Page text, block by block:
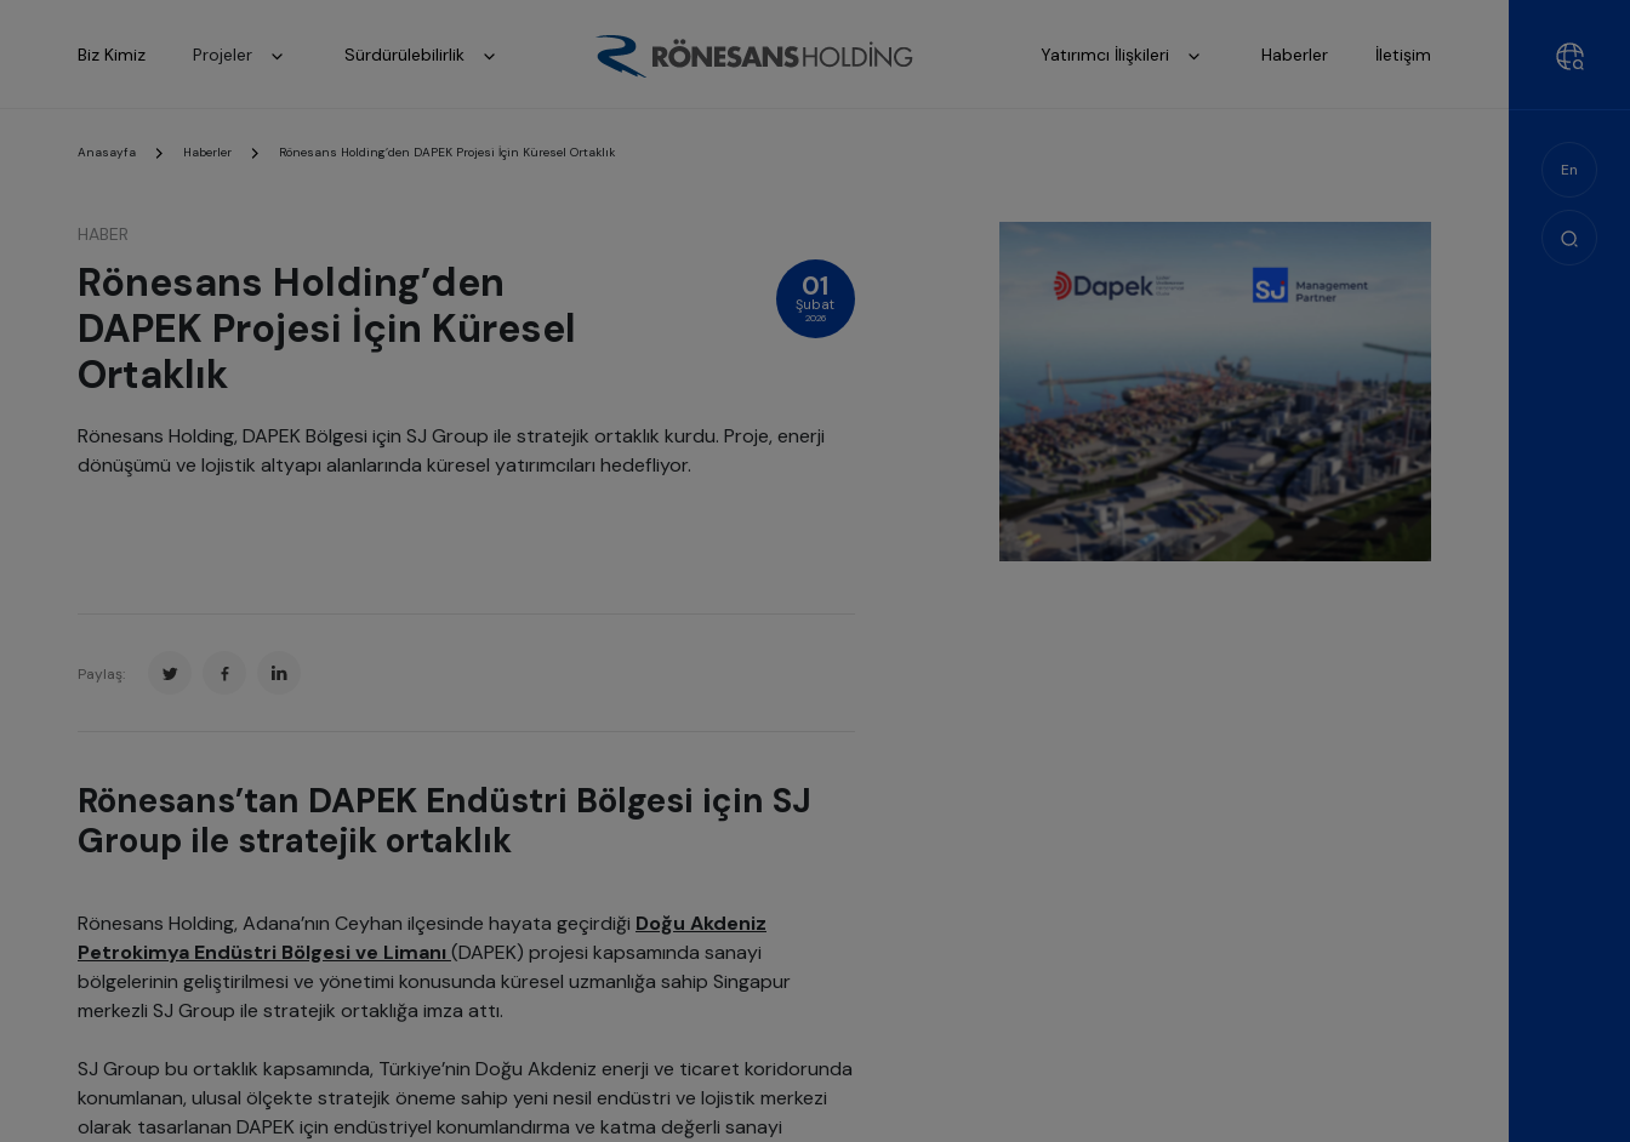
Biz Kimiz Projeler Sürdürülebilirlik Yatırımcı İlişkileri Haberler İletişim
En
Anasayfa Haberler Rönesans Holding’den DAPEK Projesi İçin Küresel Ortaklık
HABER
Rönesans Holding’den
DAPEK Projesi İçin Küresel
Ortaklık
01
Şubat
2026
Rönesans Holding, DAPEK Bölgesi için SJ Group ile stratejik ortaklık kurdu. Proje, enerji
dönüşümü ve lojistik altyapı alanlarında küresel yatırımcıları hedefliyor.
Paylaş:
Rönesans’tan DAPEK Endüstri Bölgesi için SJ
Group ile stratejik ortaklık
Rönesans Holding, Adana’nın Ceyhan ilçesinde hayata geçirdiği Doğu Akdeniz
Petrokimya Endüstri Bölgesi ve Limanı (DAPEK) projesi kapsamında sanayi
bölgelerinin geliştirilmesi ve yönetimi konusunda küresel uzmanlığa sahip Singapur
merkezli SJ Group ile stratejik ortaklığa imza attı.
SJ Group bu ortaklık kapsamında, Türkiye’nin Doğu Akdeniz enerji ve ticaret koridorunda
konumlanan, ulusal ölçekte stratejik öneme sahip yeni nesil endüstri ve lojistik merkezi
olarak tasarlanan DAPEK için endüstriyel konumlandırma ve katma değerli sanayi